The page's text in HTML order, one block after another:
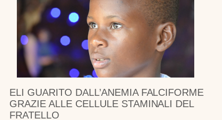
ELI GUARITO DALL’ANEMIA FALCIFORME
GRAZIE ALLE CELLULE STAMINALI DEL
FRATELLO